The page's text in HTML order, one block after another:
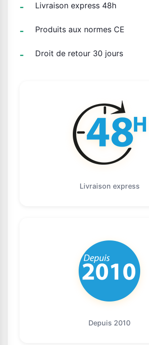
Livraison express 48h
Produits aux normes CE
Droit de retour 30 jours
Livraison express
Depuis 2010